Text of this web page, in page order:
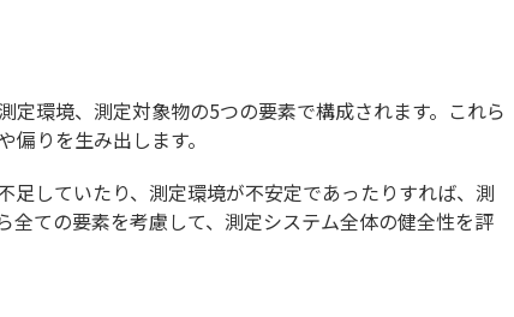
環境、測定対象物の5つの要素で構成されます。これら
りを生み出します。
していたり、測定環境が不安定であったりすれば、測
全ての要素を考慮して、測定システム全体の健全性を評